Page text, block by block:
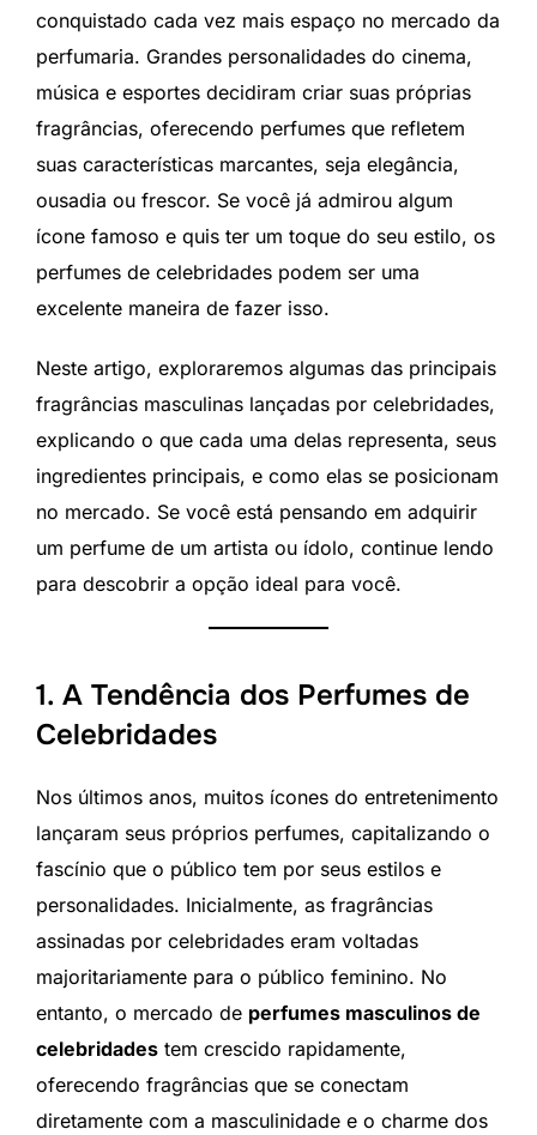
conquistado cada vez mais espaço no mercado da
perfumaria. Grandes personalidades do cinema,
música e esportes decidiram criar suas próprias
fragrâncias, oferecendo perfumes que refletem
suas características marcantes, seja elegância,
ousadia ou frescor. Se você já admirou algum
ícone famoso e quis ter um toque do seu estilo, os
perfumes de celebridades podem ser uma
excelente maneira de fazer isso.
Neste artigo, exploraremos algumas das principais
fragrâncias masculinas lançadas por celebridades,
explicando o que cada uma delas representa, seus
ingredientes principais, e como elas se posicionam
no mercado. Se você está pensando em adquirir
um perfume de um artista ou ídolo, continue lendo
para descobrir a opção ideal para você.
1. A Tendência dos Perfumes de
Celebridades
Nos últimos anos, muitos ícones do entretenimento
lançaram seus próprios perfumes, capitalizando o
fascínio que o público tem por seus estilos e
personalidades. Inicialmente, as fragrâncias
assinadas por celebridades eram voltadas
majoritariamente para o público feminino. No
entanto, o mercado de perfumes masculinos de
celebridades tem crescido rapidamente,
oferecendo fragrâncias que se conectam
diretamente com a masculinidade e o charme dos